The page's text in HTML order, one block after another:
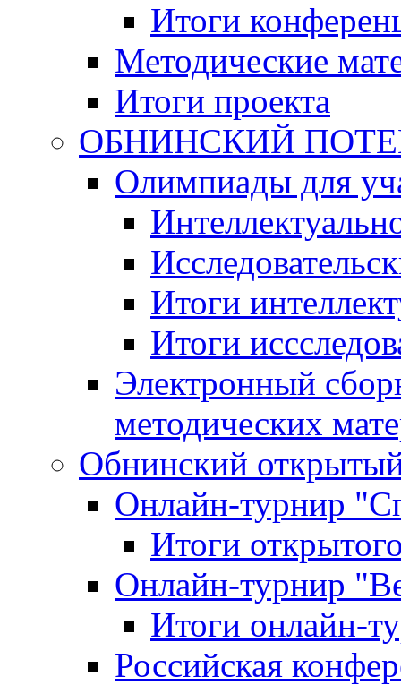
Итоги
Методические
Итоги проекта
ОБНИНСКИЙ
Олимпиады для
Итоги
Итоги
Электронный
методических
Обнинский
Онлайн-турнир
Итоги
Онлайн-турнир
Итоги онлайн-
Российская